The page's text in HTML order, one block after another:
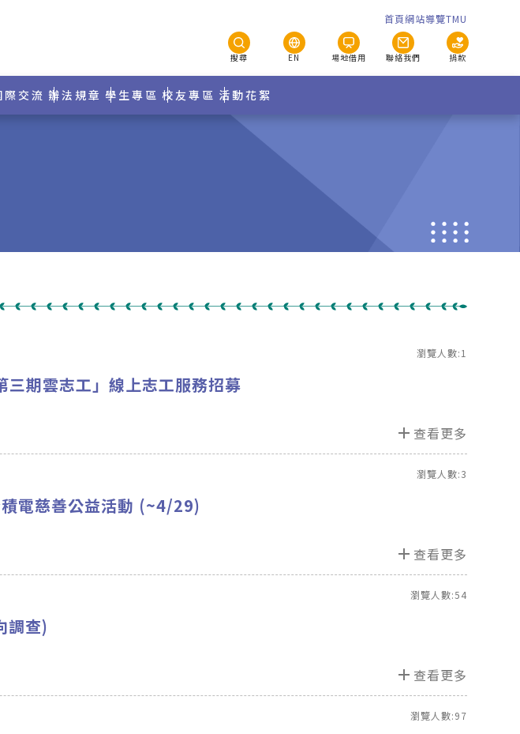
首頁網站導覽TMU
搜尋 EN 場地借用 聯絡我們 捐款
際交流 辦法規章 學生專區 校友專區 活動花絮
瀏覽人數:1
期雲志工」線上志工服務招募
add 查看更多
瀏覽人數:3
電慈善公益活動 (~4/29)
add 查看更多
瀏覽人數:54
調查)
add 查看更多
瀏覽人數:97